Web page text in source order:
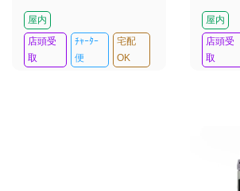
屋内
店頭受
取
ﾁｬｰﾀｰ
便
宅配
OK
屋内
店頭受
取